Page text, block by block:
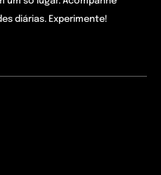
diárias. Experimente!